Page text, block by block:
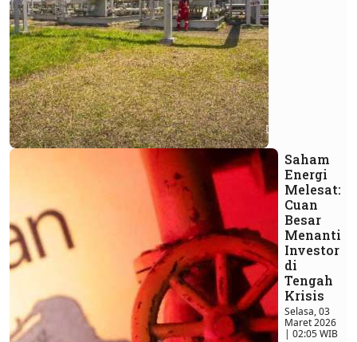
Saham
Energi
Melesat:
Cuan
Besar
Menanti
Investor
di
Tengah
Krisis
Selasa, 03
Maret 2026
| 02:05 WIB